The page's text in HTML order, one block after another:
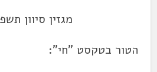
מגזין סיוון
הטור בטקסט "חי":